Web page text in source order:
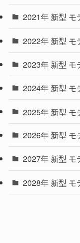
(10)
(9)
(4)
(9)
(4)
(1)
2021年 新型 モ
2022年 新型 モ
2023年 新型 モ
2024年 新型 モ
2025年 新型 モ
2026年 新型 モ
2027年 新型 モ
2028年 新型 モ